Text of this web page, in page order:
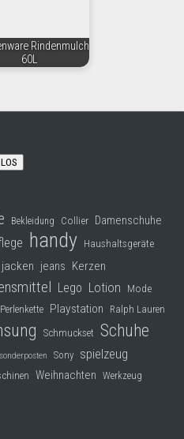
Rindenmulch
60L
LOS
Bekleidung Collier Damenschuhe
handy Haushaltsgeräte
jacken jeans Kerzen
Lego Lotion Mode
Perlenkette Playstation Ralph Lauren
Schmuckset Schuhe
sonderposten Sony spielzeug
Weihnachten Werkzeug